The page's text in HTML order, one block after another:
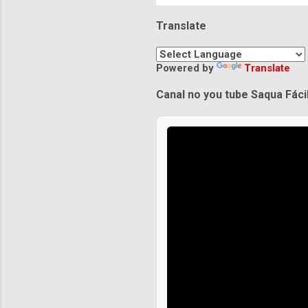
Translate
Powered by Translate
Canal no you tube Saqua